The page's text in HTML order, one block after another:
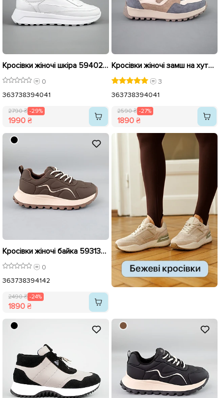
Кросівки жіночі шкіра 594029 Білі розпродаж
0
363738394041
2790 ₴ -29%
1990 ₴
Кросівки жіночі замш на хутрі 592697 Сірі бежеві розпродаж
3
363738394041
2590 ₴ -27%
1890 ₴
Кросівки жіночі байка 593134 Коричневі розпродаж
0
363738394142
2490 ₴ -24%
1890 ₴